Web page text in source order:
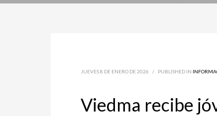
JUEVES 8 DE ENERO DE 2026 / PUBLISHED IN
Viedma recibe